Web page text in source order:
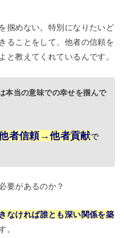
掴めない。特別になりたいど
ることをして、他者の信頼を
と教えてくれているんです。
本当の意味での幸せを掴んで
者信頼→他者貢献で
要があるのか？
なければ誰とも深い関係を築
。